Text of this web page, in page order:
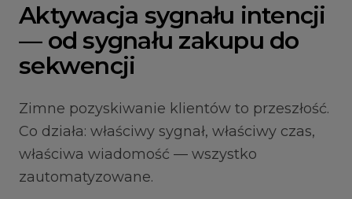
Aktywacja sygnału intencji
— od sygnału zakupu do
sekwencji
Zimne pozyskiwanie klientów to przeszłość.
Co działa: właściwy sygnał, właściwy czas,
właściwa wiadomość — wszystko
zautomatyzowane.